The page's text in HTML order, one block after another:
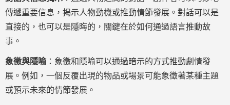
傳遞重要信息，揭示人物動機或推動情節發展。對話可以是
直接的，也可以是隱晦的，關鍵在於如何通過語言推動故
事。
象徵與隱喻：象徵和隱喻可以通過暗示的方式推動劇情發
展。例如，一個反覆出現的物品或場景可能象徵著某種主題
或預示未來的情節發展。